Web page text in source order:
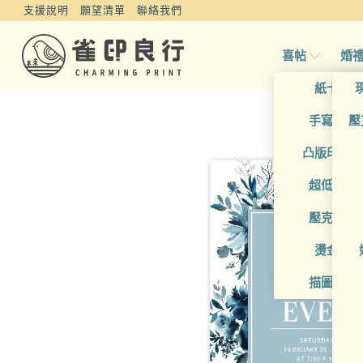
支援說明 願望清單 聯絡我們
喜帖
紙卡喜帖
手寫風喜
凸版印刷
超低價喜
壓克力喜
燙金喜帖
描圖紙喜
婚